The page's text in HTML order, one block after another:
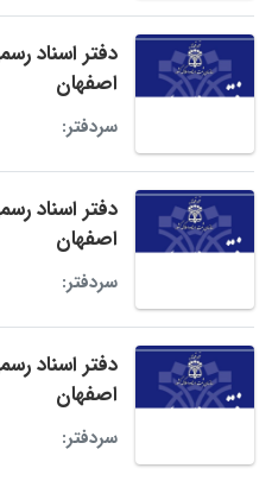
اصفهان
سردفتر:
اصفهان
سردفتر:
اصفهان
سردفتر: